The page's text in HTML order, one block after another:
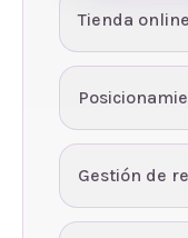
Tienda online
Gestión de